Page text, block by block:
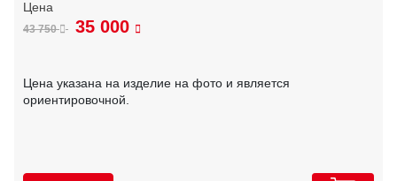
43 750 35 000
Цена указана на изделие на фото и является
ориентировочной.